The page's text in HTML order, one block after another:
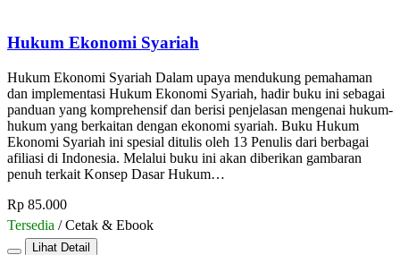
Hukum Ekonomi Syariah
Hukum Ekonomi Syariah Dalam upaya mendukung pemahaman
dan implementasi Hukum Ekonomi Syariah, hadir buku ini sebagai
panduan yang komprehensif dan berisi penjelasan mengenai hukum-
hukum yang berkaitan dengan ekonomi syariah. Buku Hukum
Ekonomi Syariah ini spesial ditulis oleh 13 Penulis dari berbagai
afiliasi di Indonesia. Melalui buku ini akan diberikan gambaran
penuh terkait Konsep Dasar Hukum…
Rp 85.000
Tersedia / Cetak & Ebook
Lihat Detail